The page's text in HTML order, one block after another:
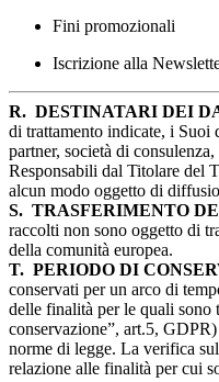
Fini promozionali
Iscrizione alla
R. DESTINATARI DEI
di trattamento indicate, i Suoi
partner, società di
Responsabili dal Titolare del
alcun modo oggetto di
S. TRASFERIMENTO
raccolti non sono oggetto di
della comunità europea.
T. PERIODO DI
conservati per un arco di
delle finalità per le quali
conservazione”, art.5,
norme di legge. La verifica
relazione alle finalità per cui